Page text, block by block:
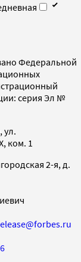
Федеральной
серия Эл №
ул.
ком. 1
2-я, д.